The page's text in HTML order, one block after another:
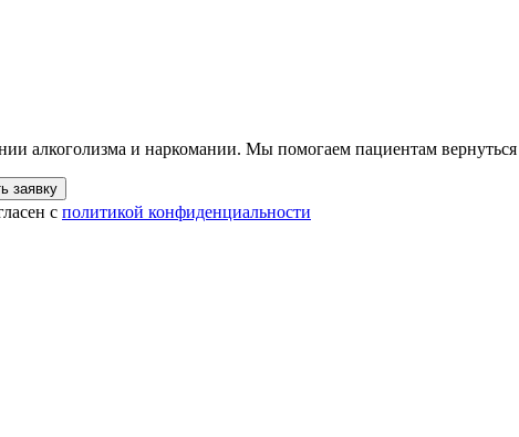
алкоголизма и наркомании. Мы помогаем пациентам
заявку
с политикой конфиденциальности